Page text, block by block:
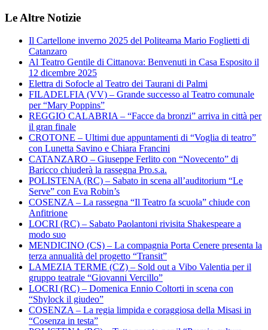
Le Altre Notizie
Il Cartellone inverno 2025 del Politeama Mario Foglietti di
Catanzaro
Al Teatro Gentile di Cittanova: Benvenuti in Casa Esposito il
12 dicembre 2025
Elettra di Sofocle al Teatro dei Taurani di Palmi
FILADELFIA (VV) – Grande successo al Teatro comunale
per “Mary Poppins”
REGGIO CALABRIA – “Facce da bronzi” arriva in città per
il gran finale
CROTONE – Ultimi due appuntamenti di “Voglia di teatro”
con Lunetta Savino e Chiara Francini
CATANZARO – Giuseppe Ferlito con “Novecento” di
Baricco chiuderà la rassegna Pro.s.a.
POLISTENA (RC) – Sabato in scena all’auditorium “Le
Serve” con Eva Robin’s
COSENZA – La rassegna “Il Teatro fa scuola” chiude con
Anfitrione
LOCRI (RC) – Sabato Paolantoni rivisita Shakespeare a
modo suo
MENDICINO (CS) – La compagnia Porta Cenere presenta la
terza annualità del progetto “Transit”
LAMEZIA TERME (CZ) – Sold out a Vibo Valentia per il
gruppo teatrale “Giovanni Vercillo”
LOCRI (RC) – Domenica Ennio Coltorti in scena con
“Shylock il giudeo”
COSENZA – La regia limpida e coraggiosa della Misasi in
“Cosenza in testa”